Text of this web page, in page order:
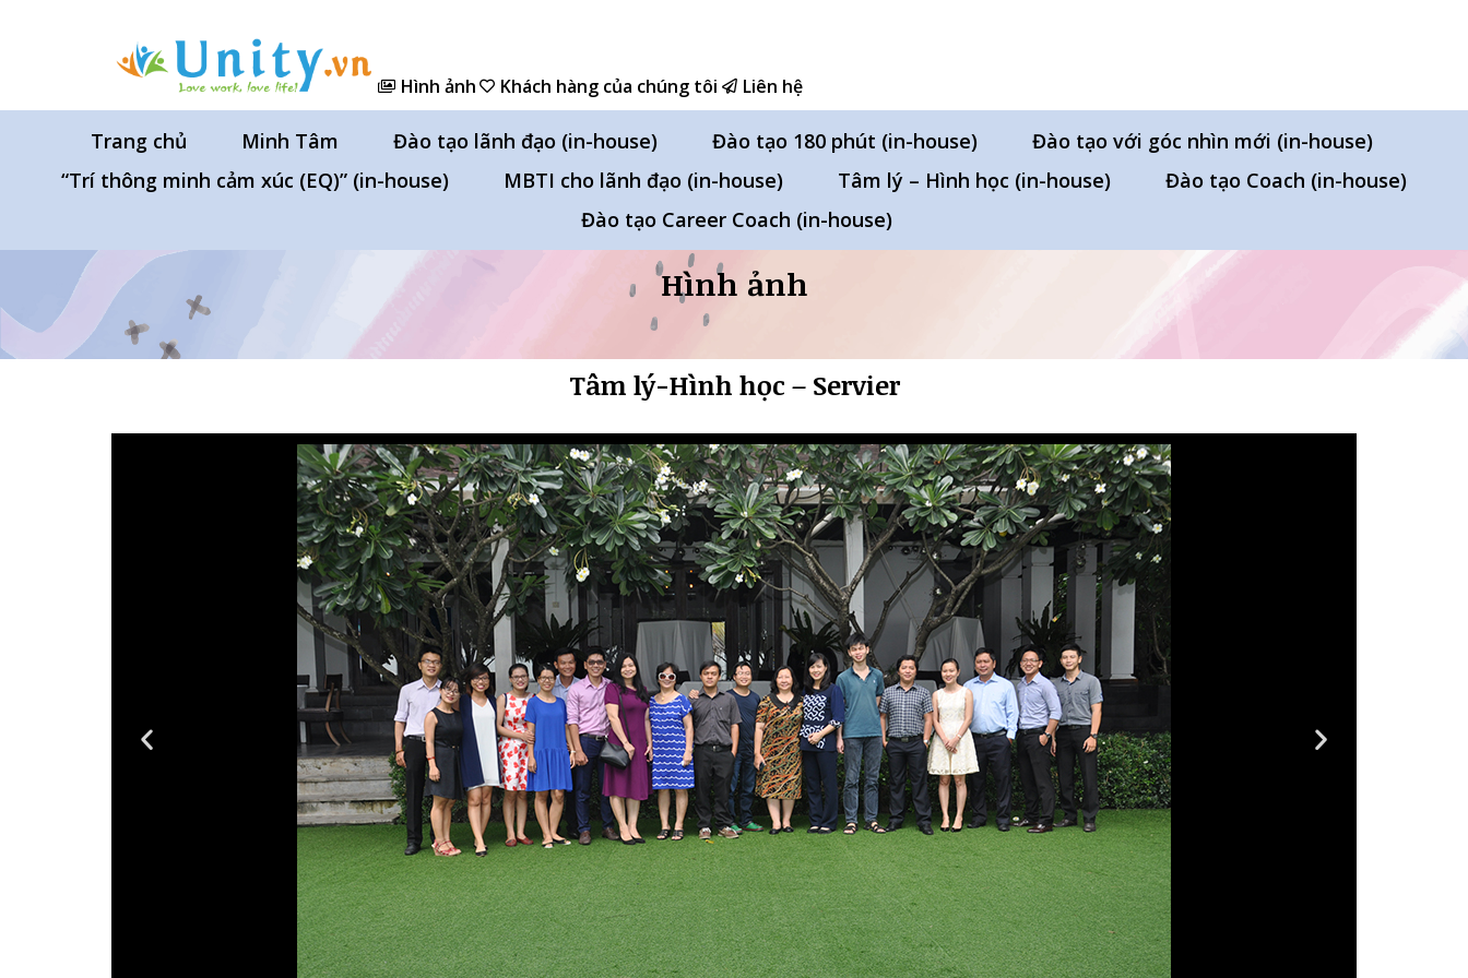
Hình ảnh Khách hàng của chúng tôi Liên hệ
Trang chủ Minh Tâm Đào tạo lãnh đạo (in-house) Đào tạo 180 phút (in-house)
Đào tạo với góc nhìn mới (in-house)
“Trí thông minh cảm xúc (EQ)” (in-house)
MBTI cho lãnh đạo (in-house) Tâm lý – Hình học (in-house)
Đào tạo Coach (in-house)
Đào tạo Career Coach (in-house)
Hình ảnh
Tâm lý-Hình học – Servier